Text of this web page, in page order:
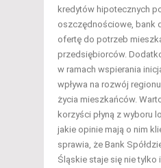
kredytów hipotecznych
oszczędnościowe, bank
ofertę do potrzeb
przedsiębiorców.
w ramach wspierania
wpływa na rozwój
życia mieszkańców.
korzyści płyną z wyboru
jakie opinie mają o nim
sprawia, że Bank
Śląskie staje się nie tylko